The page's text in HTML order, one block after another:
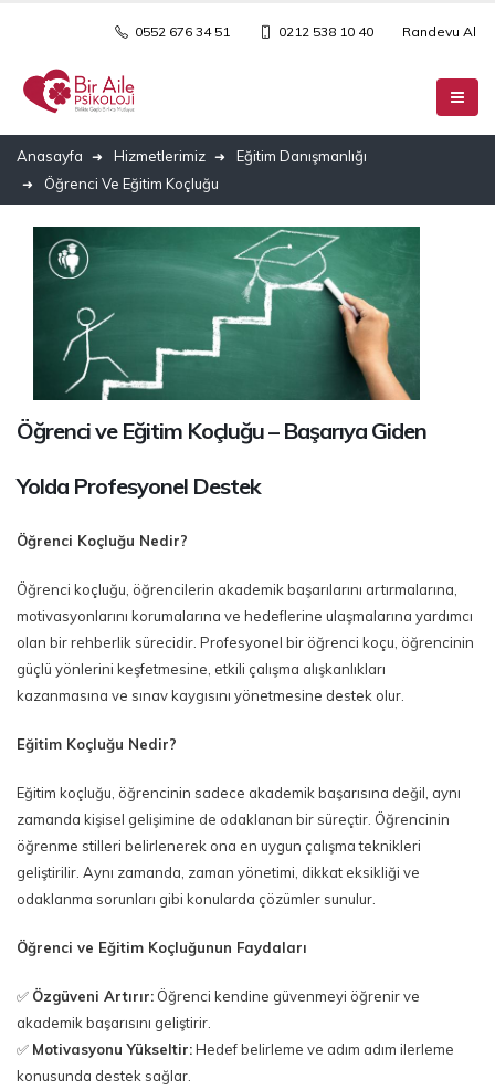
0552 676 34 51 0212 538 10 40 Randevu Al
Anasayfa Hizmetlerimiz
Eğitim Danışmanlığı
Öğrenci Ve Eğitim Koçluğu
Öğrenci ve Eğitim Koçluğu – Başarıya Giden
Yolda Profesyonel Destek
Öğrenci Koçluğu Nedir?
Öğrenci koçluğu, öğrencilerin akademik başarılarını artırmalarına,
motivasyonlarını korumalarına ve hedeflerine ulaşmalarına yardımcı
olan bir rehberlik sürecidir. Profesyonel bir öğrenci koçu, öğrencinin
güçlü yönlerini keşfetmesine, etkili çalışma alışkanlıkları
kazanmasına ve sınav kaygısını yönetmesine destek olur.
Eğitim Koçluğu Nedir?
Eğitim koçluğu, öğrencinin sadece akademik başarısına değil, aynı
zamanda kişisel gelişimine de odaklanan bir süreçtir. Öğrencinin
öğrenme stilleri belirlenerek ona en uygun çalışma teknikleri
geliştirilir. Aynı zamanda, zaman yönetimi, dikkat eksikliği ve
odaklanma sorunları gibi konularda çözümler sunulur.
Öğrenci ve Eğitim Koçluğunun Faydaları
✅ Özgüveni Artırır: Öğrenci kendine güvenmeyi öğrenir ve
akademik başarısını geliştirir.
✅ Motivasyonu Yükseltir:Hedef belirleme ve adım adım ilerleme
konusunda destek sağlar.